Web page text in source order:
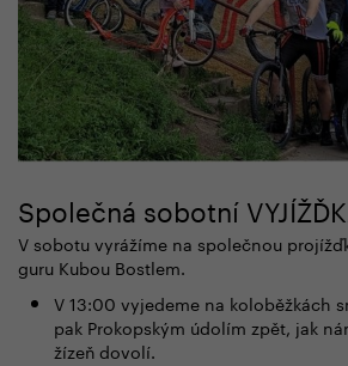
Společná sobotní
V sobotu vyrážíme na společnou
guru Kubou Bostlem.
V 13:00 vyjedeme na koloběžkách
pak Prokopským údolím zpět, jak
žízeň dovolí.